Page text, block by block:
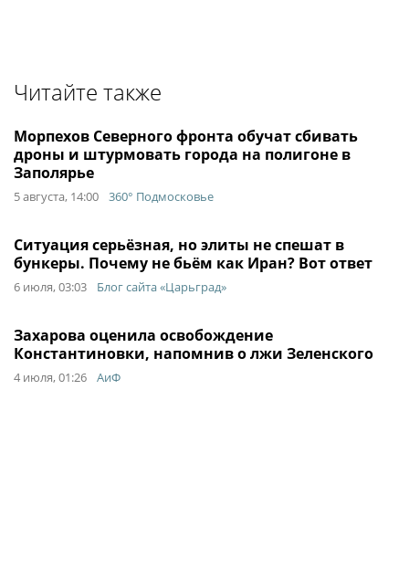
Читайте также
Морпехов Северного фронта обучат сбивать
дроны и штурмовать города на полигоне в
Заполярье
5 августа, 14:00 360° Подмосковье
Ситуация серьёзная, но элиты не спешат в
бункеры. Почему не бьём как Иран? Вот ответ
6 июля, 03:03 Блог сайта «Царьград»
Захарова оценила освобождение
Константиновки, напомнив о лжи Зеленского
4 июля, 01:26 АиФ